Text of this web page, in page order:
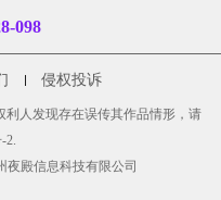
098
侵权投诉
人发现存在误传其作品情形，请
2.
殿信息科技有限公司